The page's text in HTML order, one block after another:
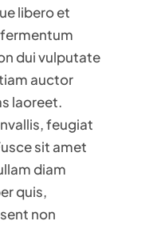
libero et
dui vulputate
auctor
laoreet.
feugiat
sit amet
diam
quis,
non